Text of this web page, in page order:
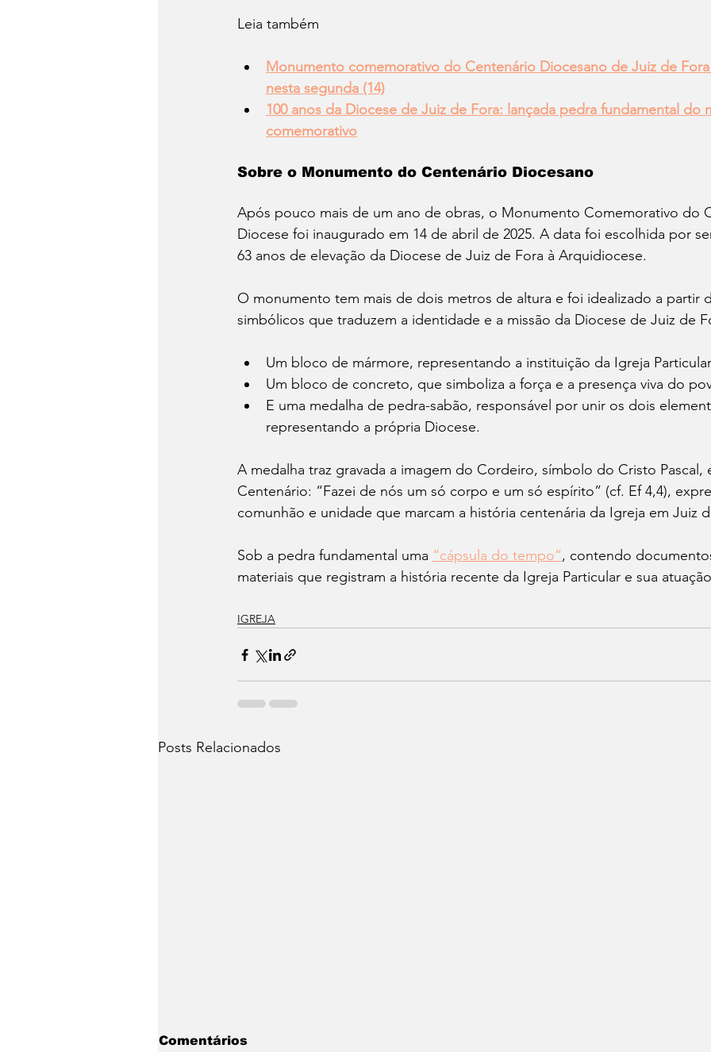
Leia também
Monumento comemorativo do Centenário Diocesano de Juiz de
nesta segunda (14)
100 anos da Diocese de Juiz de Fora: lançada pedra fundamental do
comemorativo
Sobre o Monumento do Centenário Diocesano
Após pouco mais de um ano de obras, o Monumento Comemorativo do
Diocese foi inaugurado em 14 de abril de 2025. A data foi escolhida por
63 anos de elevação da Diocese de Juiz de Fora à Arquidiocese.
O monumento tem mais de dois metros de altura e foi idealizado a partir
simbólicos que traduzem a identidade e a missão da Diocese de Juiz de
Um bloco de mármore, representando a instituição da Igreja
Um bloco de concreto, que simboliza a força e a presença viva do
E uma medalha de pedra-sabão, responsável por unir os dois
representando a própria Diocese.
A medalha traz gravada a imagem do Cordeiro, símbolo do Cristo Pascal,
Centenário: “Fazei de nós um só corpo e um só espírito” (cf. Ef 4,4),
comunhão e unidade que marcam a história centenária da Igreja em Juiz
Sob a pedra fundamental uma “cápsula do tempo”, contendo
materiais que registram a história recente da Igreja Particular e sua
IGREJA
Posts Relacionados
Comentários